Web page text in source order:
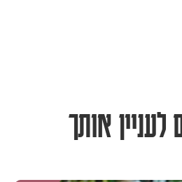
לעניין אותך